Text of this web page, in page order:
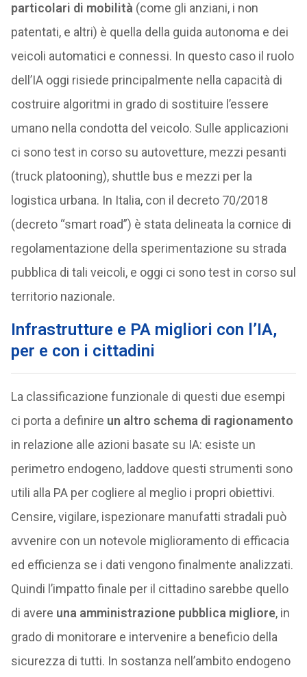
particolari di mobilità (come gli anziani, i non
patentati, e altri) è quella della guida autonoma e dei
veicoli automatici e connessi. In questo caso il ruolo
dell’IA oggi risiede principalmente nella capacità di
costruire algoritmi in grado di sostituire l’essere
umano nella condotta del veicolo. Sulle applicazioni
ci sono test in corso su autovetture, mezzi pesanti
(truck platooning), shuttle bus e mezzi per la
logistica urbana. In Italia, con il decreto 70/2018
(decreto “smart road”) è stata delineata la cornice di
regolamentazione della sperimentazione su strada
pubblica di tali veicoli, e oggi ci sono test in corso sul
territorio nazionale.
Infrastrutture e PA migliori con l’IA,
per e con i cittadini
La classificazione funzionale di questi due esempi
ci porta a definire un altro schema di ragionamento
in relazione alle azioni basate su IA: esiste un
perimetro endogeno, laddove questi strumenti sono
utili alla PA per cogliere al meglio i propri obiettivi.
Censire, vigilare, ispezionare manufatti stradali può
avvenire con un notevole miglioramento di efficacia
ed efficienza se i dati vengono finalmente analizzati.
Quindi l’impatto finale per il cittadino sarebbe quello
di avere una amministrazione pubblica migliore, in
grado di monitorare e intervenire a beneficio della
sicurezza di tutti. In sostanza nell’ambito endogeno